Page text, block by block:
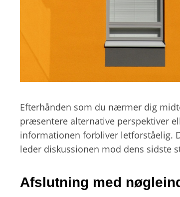
Efterhånden som du nærmer dig
præsentere alternative perspektiver
informationen forbliver letforståelig.
leder diskussionen mod dens sidste
Afslutning med